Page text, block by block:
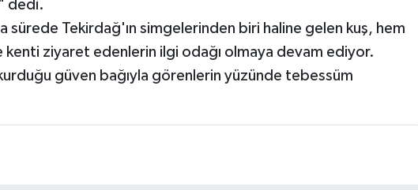
dedi.
sürede Tekirdağ'ın simgelerinden biri haline gelen kuş, hem
kenti ziyaret edenlerin ilgi odağı olmaya devam ediyor.
güven bağıyla görenlerin yüzünde tebessüm